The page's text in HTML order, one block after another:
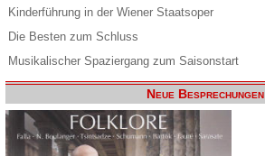
Kinderführung in der Wiener Staatsoper
Die Besten zum Schluss
Musikalischer Spaziergang zum Saisonstart
Neue Besprechungen